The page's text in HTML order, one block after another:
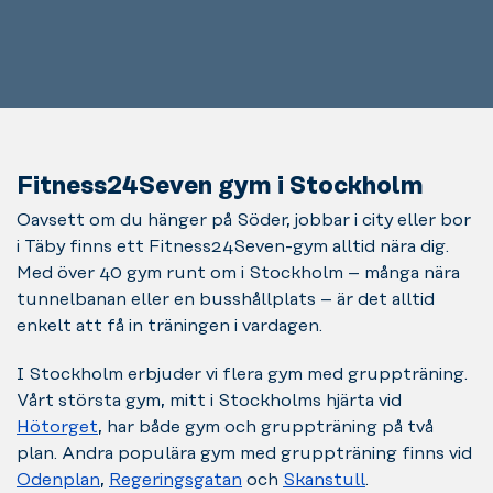
Fitness24Seven gym i Stockholm
Oavsett om du hänger på Söder, jobbar i city eller bor
i Täby finns ett Fitness24Seven-gym alltid nära dig.
Med över 40 gym runt om i Stockholm – många nära
tunnelbanan eller en busshållplats – är det alltid
enkelt att få in träningen i vardagen.
I Stockholm erbjuder vi flera gym med gruppträning.
Vårt största gym, mitt i Stockholms hjärta vid
Hötorget, har både gym och gruppträning på två
plan. Andra populära gym med gruppträning finns vid
Odenplan, Regeringsgatan och Skanstull.